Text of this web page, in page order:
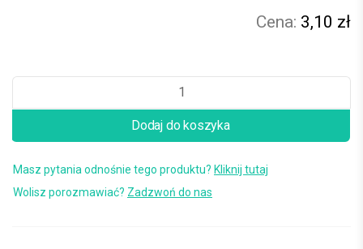
3,10 zł
Dodaj do koszyka
Masz pytania odnośnie tego produktu? Kliknij tutaj
Wolisz porozmawiać? Zadzwoń do nas